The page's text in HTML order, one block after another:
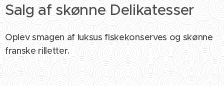
Salg af skønne Delikatesser
Oplev smagen af luksus fiskekonserves og skønne
franske rilletter.